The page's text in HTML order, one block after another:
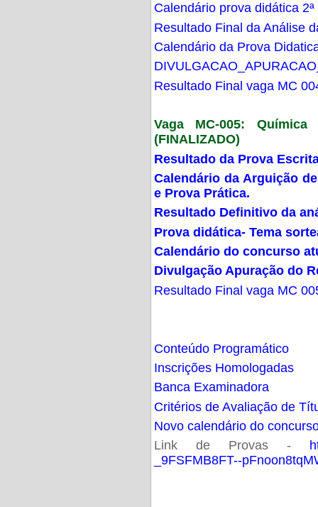
Calendário prova didática
Resultado Final da Análise
Calendário da Prova
Resultado Final vaga MC
Vaga MC-005:
(FINALIZADO)
Resultado da Prova
Calendário da Arguição
e Prova Prática.
Resultado Definitivo da
Prova didática- Tema
Calendário do concurso
Divulgação Apuração do
Resultado Final vaga MC
Conteúdo Programático
Inscrições Homologadas
Banca Examinadora
Critérios de Avaliação de
Novo calendário do
Link de Provas -
_9FSFMB8FT--